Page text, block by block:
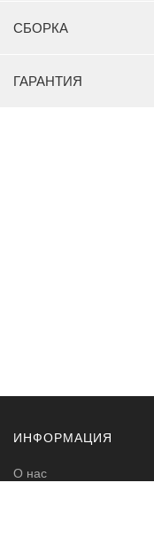
СБОРКА
ГАРАНТИЯ
ИНФОРМАЦИЯ
О нас